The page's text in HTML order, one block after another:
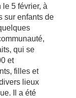
5 février, à
sur enfants de
qui se
et
filles et
lieux
Il a été